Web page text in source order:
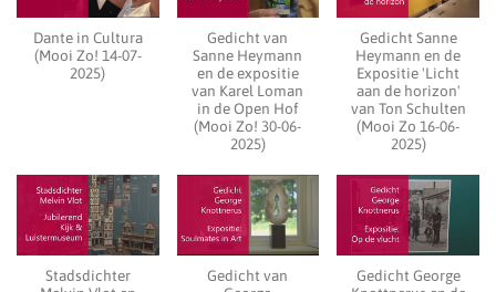
Dante in Cultura
(Mooi Zo! 14-07-
2025)
Gedicht van
Sanne Heymann
en de expositie
van Karel Loman
in de Open Hof
(Mooi Zo! 30-06-
2025)
Gedicht Sanne
Heymann en de
Expositie 'Licht
aan de horizon'
van Ton Schulten
(Mooi Zo 16-06-
2025)
Stadsdichter
Gedicht van
Gedicht George